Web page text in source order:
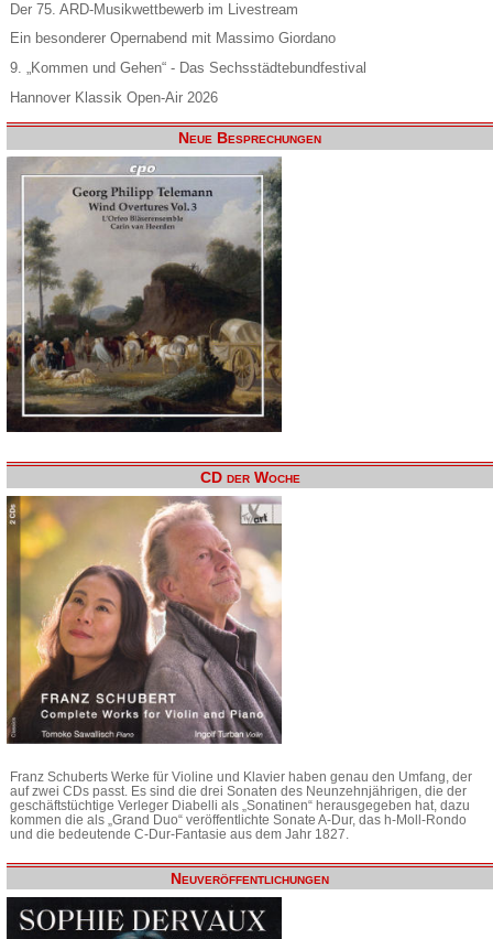
Der 75. ARD-Musikwettbewerb im Livestream
Ein besonderer Opernabend mit Massimo Giordano
9. „Kommen und Gehen“ - Das Sechsstädtebundfestival
Hannover Klassik Open-Air 2026
Neue Besprechungen
CD der Woche
Franz Schuberts Werke für Violine und Klavier haben genau den Umfang, der
auf zwei CDs passt. Es sind die drei Sonaten des Neunzehnjährigen, die der
geschäftstüchtige Verleger Diabelli als „Sonatinen“ herausgegeben hat, dazu
kommen die als „Grand Duo“ veröffentlichte Sonate A-Dur, das h-Moll-Rondo
und die bedeutende C-Dur-Fantasie aus dem Jahr 1827.
Neuveröffentlichungen